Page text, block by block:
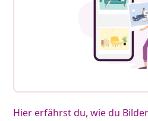
Hier erfährst du, wie du